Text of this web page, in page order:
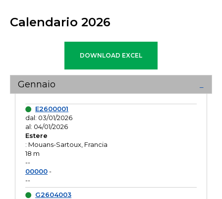
Calendario 2026
Gennaio
E2600001
dal: 03/01/2026
al: 04/01/2026
Estere
: Mouans-Sartoux, Francia
18 m
--
00000-
--
G2604003